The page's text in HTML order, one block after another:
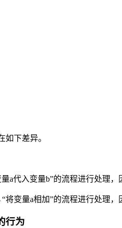
下差异。
a代入变量b”的流程进行处理，
变量a相加”的流程进行处理，
行为